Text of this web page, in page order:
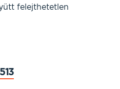
felejthetetlen